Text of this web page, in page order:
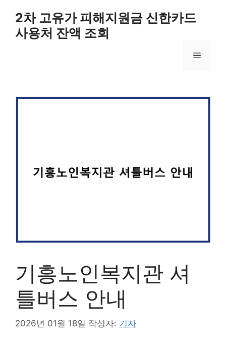
2차 고유가 피해지원금 신한카드
사용처 잔액 조회
메
기흥노인복지관 셔
틀버스 안내
2026년 01월 18일 작성자: 기자